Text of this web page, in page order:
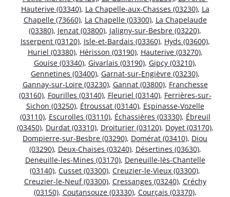
Hauterive (03340), La Chapelle-aux-Chasses (03230), La
Chapelle (73660), La Chapelle (03300), La Chapelaude
(03380), Jenzat (03800), Jaligny-sur-Besbre (03220),
Isserpent (03120), Isle-et-Bardais (03360), Hyds (03600),
Huriel (03380), Hérisson (03190), Hauterive (03270),
Gouise (03340), Givarlais (03190), Gipcy (03210),
Gennetines (03400), Garnat-sur-Engièvre (03230),
Gannay-sur-Loire (03230), Gannat (03800), Franchesse
(03160), Fourilles (03140), Fleuriel (03140), Ferrières-sur-
Sichon (03250), Étroussat (03140), Espinasse-Vozelle
(03110), Escurolles (03110), Échassières (03330), Ébreuil
(03450), Durdat (03310), Droiturier (03120), Doyet (03170),
Dompierre-sur-Besbre (03290), Domérat (03410), Diou
(03290), Deux-Chaises (03240), Désertines (03630),
Deneuille-les-Mines (03170), Deneuille-lès-Chantelle
(03140), Cusset (03300), Creuzier-le-Vieux (03300),
Creuzier-le-Neuf (03300), Cressanges (03240), Créchy
(03150), Coutansouze (03330), Courçais (03370),